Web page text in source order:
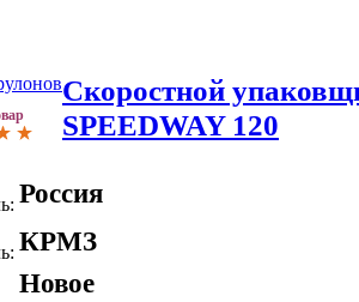
Скоростной
SPEEDWAY 120
Россия
КРМЗ
Новое